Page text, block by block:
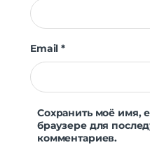
Email*
Сохранить моё имя,
браузере для
комментариев.